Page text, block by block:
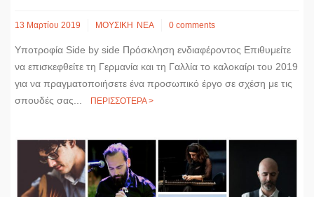
13 Μαρτίου 2019 ΜΟΥΣΙΚΗ ΝΕΑ 0 comments
Υποτροφία Side by side Πρόσκληση ενδιαφέροντος Επιθυμείτε
να επισκεφθείτε τη Γερμανία και τη Γαλλία το καλοκαίρι του 2019
για να πραγματοποιήσετε ένα προσωπικό έργο σε σχέση με τις
σπουδές σας...
ΠΕΡΙΣΣΟΤΕΡΑ >